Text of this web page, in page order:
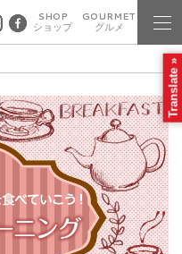
SHOP
ショップ
GOURMET
グルメ
Translate »